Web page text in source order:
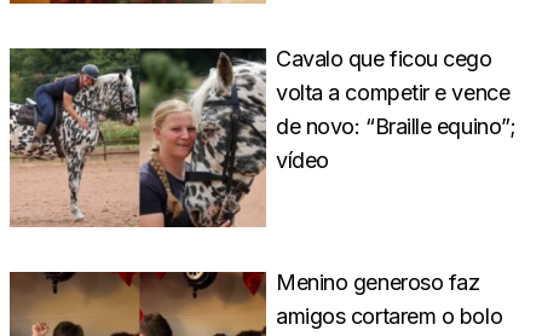
Cavalo que ficou cego
volta a competir e vence
de novo: “Braille equino”;
vídeo
Menino generoso faz
amigos cortarem o bolo